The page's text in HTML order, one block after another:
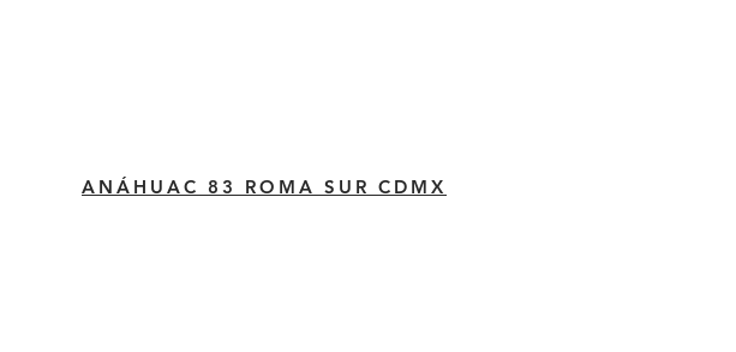
​ANÁHUAC 83 ROMA SUR CDMX